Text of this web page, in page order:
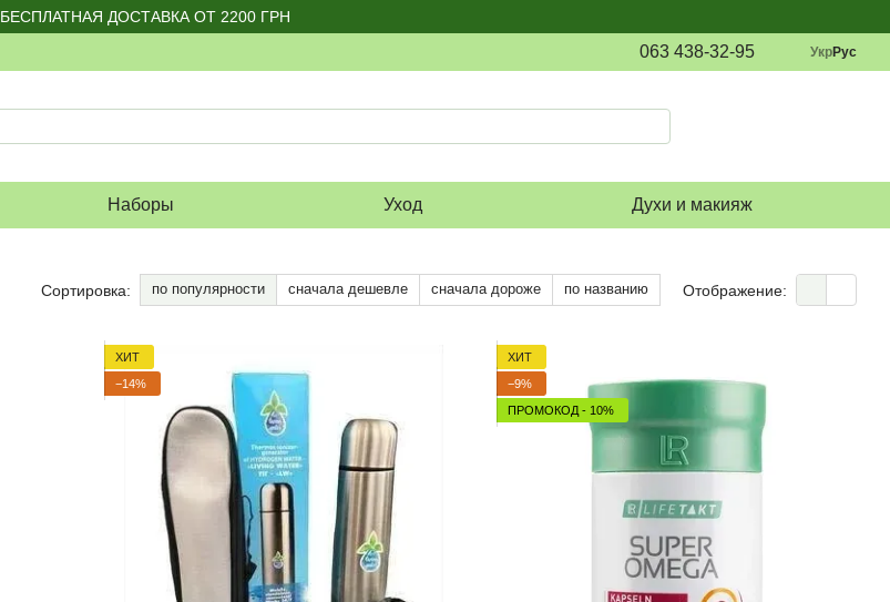
БЕСПЛАТНАЯ ДОСТАВКА ОТ 2200 ГРН
063 438-32-95 УкрРус
Наборы Уход Духи и макияж
Сортировка: по популярности сначала дешевле сначала дороже по названию Отображение:
ХИТ
−14%
ХИТ
−9%
ПРОМОКОД - 10%